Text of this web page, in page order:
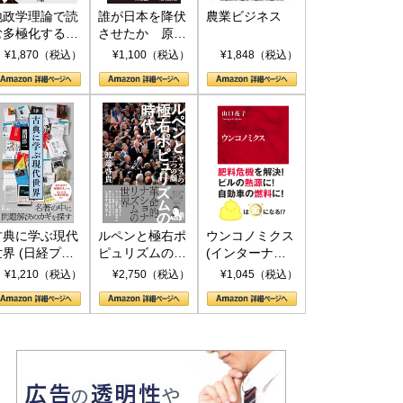
政学理論で読
多極化する世
トランプと
¥1,870（税込）
誰が日本を降伏
させたか 原爆
投下、ソ連参
(PHP新書)
¥1,100（税込）
農業ビジネス
¥1,848（税込）
典に学ぶ現代
界 (日経プレ
アシリーズ)
¥1,210（税込）
ルペンと極右ポ
ピュリズムの時
代：〈ヤヌス〉
¥2,750（税込）
ウンコノミクス
(インターナシ
ョナル新書)
¥1,045（税込）